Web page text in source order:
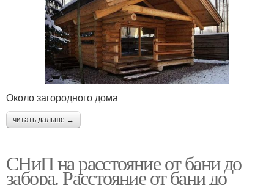
Около загородного дома
читать дальше →
СНиП на расстояние от бани до
забора. Расстояние от бани до